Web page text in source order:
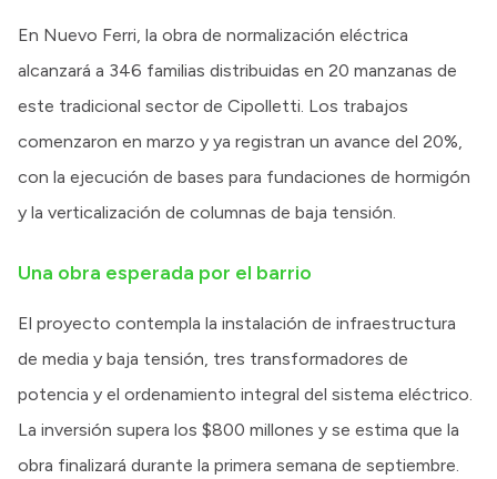
En Nuevo Ferri, la obra de normalización eléctrica
alcanzará a 346 familias distribuidas en 20 manzanas de
este tradicional sector de Cipolletti. Los trabajos
comenzaron en marzo y ya registran un avance del 20%,
con la ejecución de bases para fundaciones de hormigón
y la verticalización de columnas de baja tensión.
Una obra esperada por el barrio
El proyecto contempla la instalación de infraestructura
de media y baja tensión, tres transformadores de
potencia y el ordenamiento integral del sistema eléctrico.
La inversión supera los $800 millones y se estima que la
obra finalizará durante la primera semana de septiembre.